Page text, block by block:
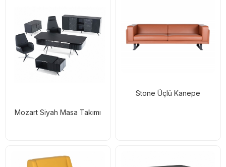
Mozart Siyah Masa Takımı
Stone Üçlü Kanepe